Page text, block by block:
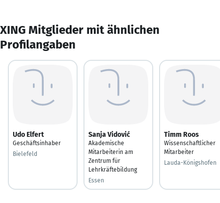
XING Mitglieder mit ähnlichen
Profilangaben
Udo Elfert
Geschäftsinhaber
Bielefeld
Sanja Vidović
Akademische
Mitarbeiterin am
Zentrum für
Lehrkräftebildung
Essen
Timm Roos
Wissenschaftlicher
Mitarbeiter
Lauda-Königshofen